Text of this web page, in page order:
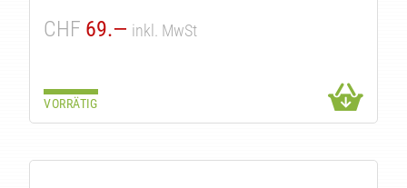
CHF 69.— inkl. MwSt
VORRÄTIG